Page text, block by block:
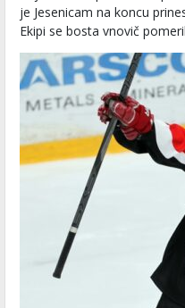
je Jesenicam na koncu
Ekipi se bosta vnovič